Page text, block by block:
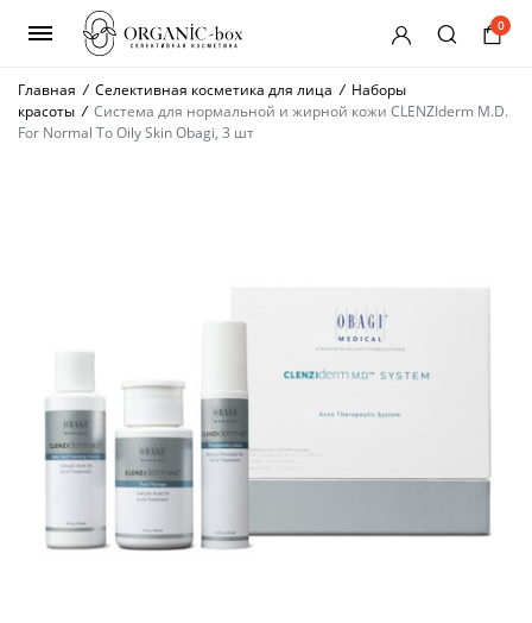
0
Главная / Селективная косметика для лица / Наборы
красоты / Система для нормальной и жирной кожи CLENZIderm M.D.
For Normal To Oily Skin Obagi, 3 шт